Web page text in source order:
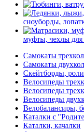
сноуборды,
муфты, чехлы для
Самокаты
Самокаты
Скейтборды,
Велосипеды
Велосипеды
Велосипеды
Велобалансиры,
Каталки с
Каталки, качалки